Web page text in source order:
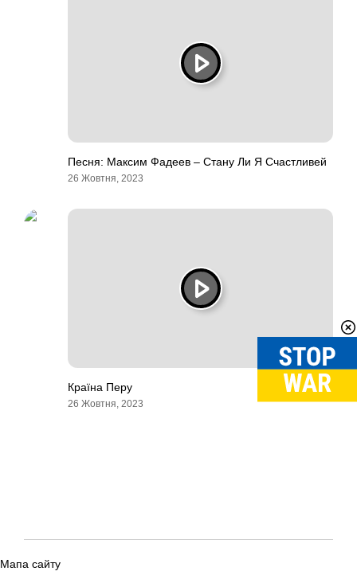
Песня: Максим Фадеев – Стану Ли Я Счастливей
26 Жовтня, 2023
Країна Перу
26 Жовтня, 2023
Мапа сайту